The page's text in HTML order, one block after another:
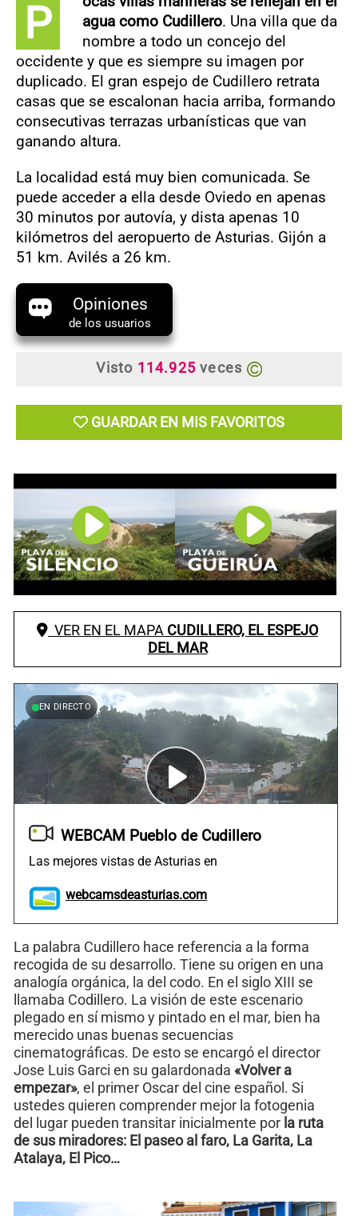
P
agua como Cudillero. Una villa que da
nombre a todo un concejo del
occidente y que es siempre su imagen por
duplicado. El gran espejo de Cudillero retrata
casas que se escalonan hacia arriba, formando
consecutivas terrazas urbanísticas que van
ganando altura.
La localidad está muy bien comunicada. Se
puede acceder a ella desde Oviedo en apenas
30 minutos por autovía, y dista apenas 10
kilómetros del aeropuerto de Asturias. Gijón a
51 km. Avilés a 26 km.
de los usuarios
Visto 114.925 veces
GUARDAR EN MIS FAVORITOS
VER EN EL MAPA CUDILLERO, EL ESPEJO
DEL MAR
EN DIRECTO
WEBCAM Pueblo de Cudillero
Las mejores vistas de Asturias en
webcamsdeasturias.com
La palabra Cudillero hace referencia a la forma
recogida de su desarrollo. Tiene su origen en una
analogía orgánica, la del codo. En el siglo XIII se
llamaba Codillero. La visión de este escenario
plegado en sí mismo y pintado en el mar, bien ha
merecido unas buenas secuencias
cinematográficas. De esto se encargó el director
Jose Luis Garci en su galardonada «Volver a
empezar», el primer Oscar del cine español. Si
ustedes quieren comprender mejor la fotogenia
del lugar pueden transitar inicialmente por la ruta
de sus miradores: El paseo al faro, La Garita, La
Atalaya, El Pico…